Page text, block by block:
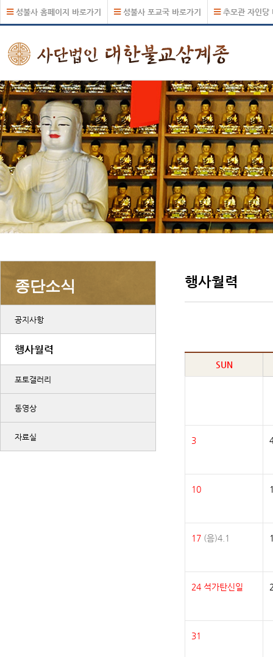
성불사 홈페이지 바로가기 성불사 포교국 바로가기 추모관 자인당
종단소식
공지사항
행사월력
포토갤러리
동영상
자료실
행사월력
SUN
3
10
17 (음)4.1
24 석가탄신일
31